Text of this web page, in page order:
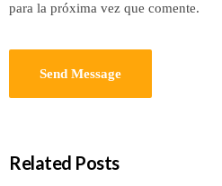
para la próxima vez que comente.
Related Posts